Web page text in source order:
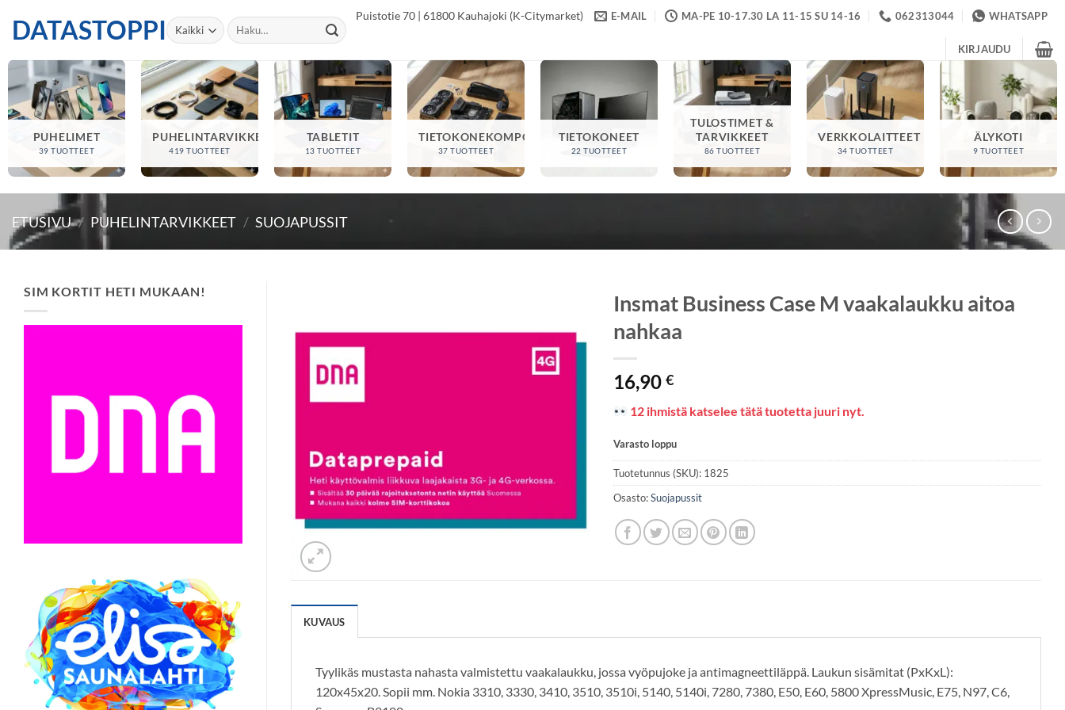
DATASTOPPI Etsi:
Puistotie 70 | 61800 Kauhajoki (K-Citymarket) E-MAIL MA-PE 10-17.30 LA 11-15 SU 14-16 062313044 WHATSAPP
KIRJAUDU
PUHELIMET
39 TUOTTEET
PUHELINTARVIKKEET
419 TUOTTEET
TABLETIT
13 TUOTTEET
TIETOKONEKOMPONENTIT
37 TUOTTEET
TIETOKONEET
22 TUOTTEET
TULOSTIMET &
TARVIKKEET
86 TUOTTEET
VERKKOLAITTEET
34 TUOTTEET
ÄLYKOTI
9 TUOTTEET
ETUSIVU / PUHELINTARVIKKEET / SUOJAPUSSIT
SIM KORTIT HETI MUKAAN!
Insmat Business Case M vaakalaukku aitoa
nahkaa
16,90€
12 ihmistä katselee tätä tuotetta juuri nyt.
Varasto loppu
Tuotetunnus (SKU): 1825
Osasto:Suojapussit
KUVAUS
Tyylikäs mustasta nahasta valmistettu vaakalaukku, jossa vyöpujoke ja antimagneettiläppä. Laukun sisämitat (PxKxL):
120x45x20. Sopii mm. Nokia 3310, 3330, 3410, 3510, 3510i, 5140, 5140i, 7280, 7380, E50, E60, 5800 XpressMusic, E75, N97, C6,